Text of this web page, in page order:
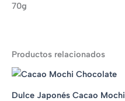
70g
Productos relacionados
Dulce Japonés Cacao Mochi